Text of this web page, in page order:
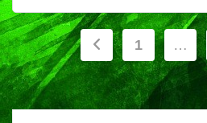
Paginación
de
entradas
1 …